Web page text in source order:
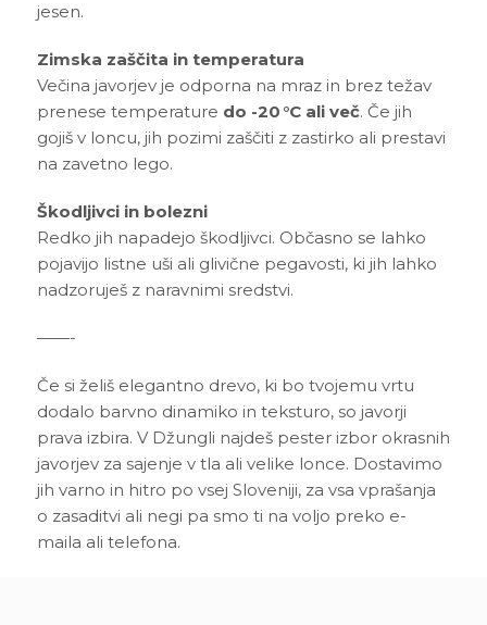
jesen.
Zimska zaščita in temperatura
Večina javorjev je odporna na mraz in brez težav
prenese temperature do -20 °C ali več. Če jih
gojiš v loncu, jih pozimi zaščiti z zastirko ali prestavi
na zavetno lego.
Škodljivci in bolezni
Redko jih napadejo škodljivci. Občasno se lahko
pojavijo listne uši ali glivične pegavosti, ki jih lahko
nadzoruješ z naravnimi sredstvi.
——-
Če si želiš elegantno drevo, ki bo tvojemu vrtu
dodalo barvno dinamiko in teksturo, so javorji
prava izbira. V Džungli najdeš pester izbor okrasnih
javorjev za sajenje v tla ali velike lonce. Dostavimo
jih varno in hitro po vsej Sloveniji, za vsa vprašanja
o zasaditvi ali negi pa smo ti na voljo preko e-
maila ali telefona.